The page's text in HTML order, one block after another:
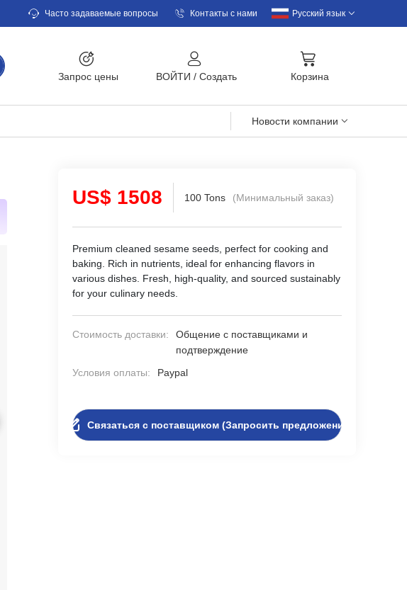
Часто задаваемые вопросы Контакты с нами Русский язык
Запрос цены BOЙTИ / Cоздать Корзина
Новости компании
US$ 1508 100 Tons (Минимальный заказ)
Premium cleaned sesame seeds, perfect for cooking and
baking. Rich in nutrients, ideal for enhancing flavors in
various dishes. Fresh, high-quality, and sourced sustainably
for your culinary needs.
Стоимость доставки:
Общение с поставщиками и
подтверждение
Условия оплаты:
Paypal
Связаться с поставщиком (Запросить предложение)